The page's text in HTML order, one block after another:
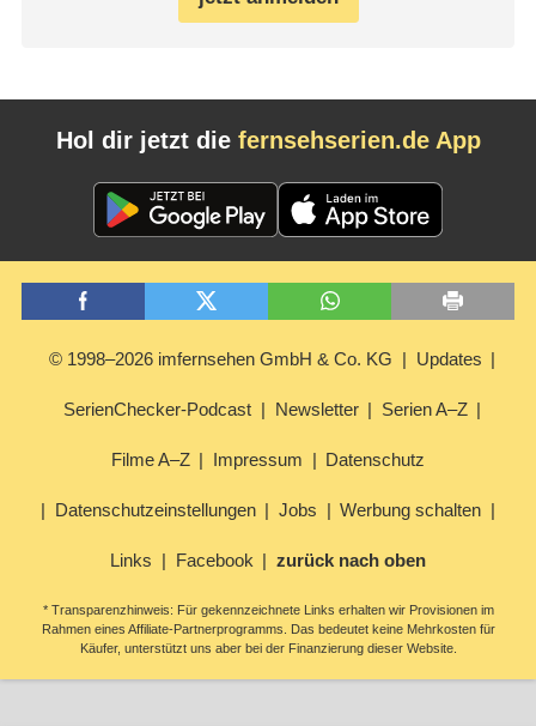
Hol dir jetzt die fernsehserien.de App
© 1998–2026 imfernsehen GmbH & Co. KG Updates
SerienChecker-Podcast Newsletter Serien A–Z
Filme A–Z Impressum Datenschutz
Datenschutzeinstellungen Jobs Werbung schalten
Links Facebook zurück nach oben
* Transparenzhinweis: Für gekennzeichnete Links erhalten wir Provisionen im
Rahmen eines Affiliate-Partnerprogramms. Das bedeutet keine Mehrkosten für
Käufer, unterstützt uns aber bei der Finanzierung dieser Website.